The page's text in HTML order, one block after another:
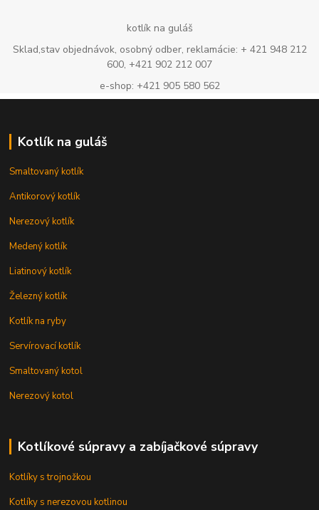
kotlík na guláš
Sklad,stav objednávok, osobný odber, reklamácie: + 421 948 212
600, +421 902 212 007
e-shop: +421 905 580 562
Kotlík na guláš
Smaltovaný kotlík
Antikorový kotlík
Nerezový kotlík
Medený kotlík
Liatinový kotlík
Železný kotlík
Kotlík na ryby
Servírovací kotlík
Smaltovaný kotol
Nerezový kotol
Kotlíkové súpravy a zabíjačkové súpravy
Kotlíky s trojnožkou
Kotlíky s nerezovou kotlinou